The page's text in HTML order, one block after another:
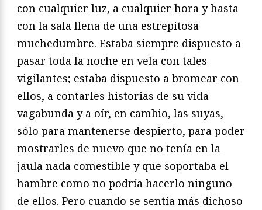
con cualquier luz, a cualquier hora y hasta
con la sala llena de una estrepitosa
muchedumbre. Estaba siempre dispuesto a
pasar toda la noche en vela con tales
vigilantes; estaba dispuesto a bromear con
ellos, a contarles historias de su vida
vagabunda y a oír, en cambio, las suyas,
sólo para mantenerse despierto, para poder
mostrarles de nuevo que no tenía en la
jaula nada comestible y que soportaba el
hambre como no podría hacerlo ninguno
de ellos. Pero cuando se sentía más dichoso